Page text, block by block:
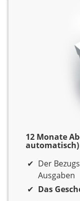
12 Monate
automatisch)
Der
Ausgaben
Das